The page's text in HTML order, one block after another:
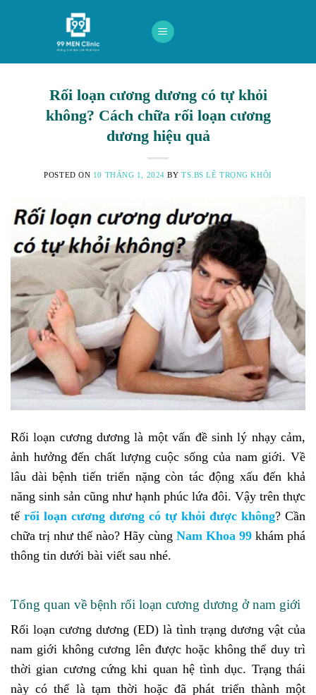
Rối loạn cương dương có tự khỏi
không? Cách chữa rối loạn cương
dương hiệu quả
POSTED ON 10 THÁNG 1, 2024 BYTS.BS LÊ TRỌNG KHÔI
Rối loạn cương dương là một vấn đề sinh lý nhạy cảm,
ảnh hưởng đến chất lượng cuộc sống của nam giới. Về
lâu dài bệnh tiến triển nặng còn tác động xấu đến khả
năng sinh sản cũng như hạnh phúc lứa đôi. Vậy trên thực
tế rối loạn cương dương có tự khỏi được không? Cần
chữa trị như thế nào? Hãy cùng Nam Khoa 99 khám phá
thông tin dưới bài viết sau nhé.
Tổng quan về bệnh rối loạn cương dương ở nam giới
Rối loạn cương dương (ED) là tình trạng dương vật của
nam giới không cương lên được hoặc không thể duy trì
thời gian cương cứng khi quan hệ tình dục. Trạng thái
này có thể là tạm thời hoặc đã phát triển thành một